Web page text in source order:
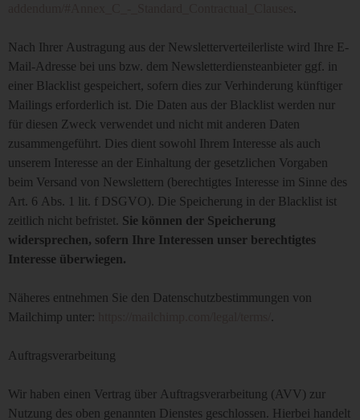
.
Nach Ihrer Austragung aus der Newsletterverteilerliste wird Ihre E-
Mail-Adresse bei uns bzw. dem Newsletterdiensteanbieter ggf. in
einer Blacklist gespeichert, sofern dies zur Verhinderung künftiger
Mailings erforderlich ist. Die Daten aus der Blacklist werden nur
für diesen Zweck verwendet und nicht mit anderen Daten
zusammengeführt. Dies dient sowohl Ihrem Interesse als auch
unserem Interesse an der Einhaltung der gesetzlichen Vorgaben
beim Versand von Newslettern (berechtigtes Interesse im Sinne des
Art. 6 Abs. 1 lit. f DSGVO). Die Speicherung in der Blacklist ist
zeitlich nicht befristet. Sie können der Speicherung
widersprechen, sofern Ihre Interessen unser berechtigtes
Interesse überwiegen.
Näheres entnehmen Sie den Datenschutzbestimmungen von
Mailchimp unter:
.
Auftragsverarbeitung
Wir haben einen Vertrag über Auftragsverarbeitung (AVV) zur
Nutzung des oben genannten Dienstes geschlossen. Hierbei handelt